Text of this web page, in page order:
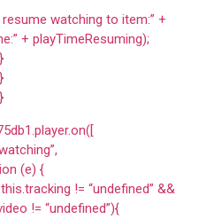
watching to item:” +
+ playTimeResuming);
}
}
}
(e) {
!= “undefined” &&
!= “undefined”){